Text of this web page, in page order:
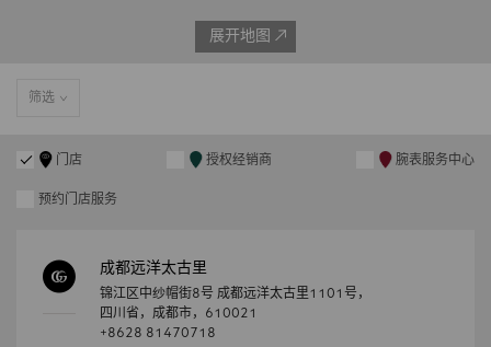
展开地图
筛选
门店 授权经销商 腕表服务中心
预约门店服务
成都远洋太古里
锦江区中纱帽街8号 成都远洋太古里1101号，
四川省， 成都市， 610021
+8628 81470718